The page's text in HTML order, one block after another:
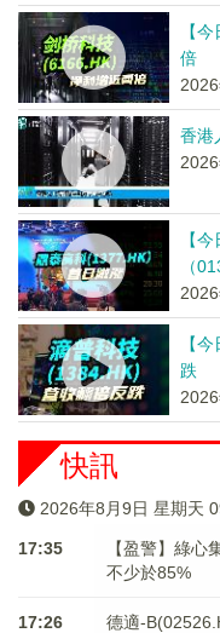
【
倍
香港
【
（
【
跌
快訊
2026年8月9日 星期天
17:35
【盈警】綠
不少於85%
17:26 德適-